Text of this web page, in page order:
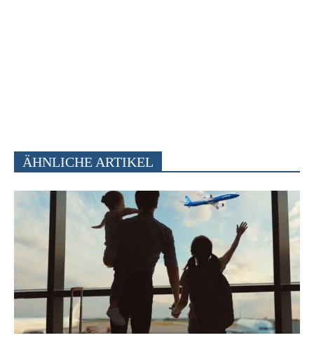
ÄHNLICHE ARTIKEL